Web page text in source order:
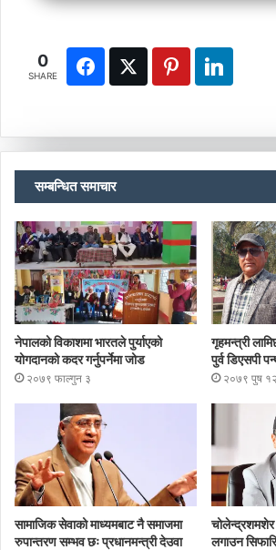
0
SHARE
सम्बन्धित समाचार
नेपालको विकाशमा भारतले पुर्याएको
योगदानको कदर गर्नुपर्नेमा जोड
२०७९ फाल्गुन ३
गृहमन्त्री
पुर्व डिएसपी
२०७९ पुष १२
सामाजिक सेवाको माध्यमबाट नै समाजमा
रुपान्तरण सम्भव छः प्रधानमन्त्री देउवा
चोलेन्द्रशमशेर
लगाउन